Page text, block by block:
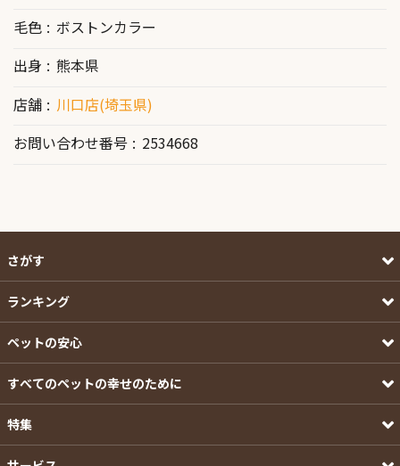
毛色
ボストンカラー
出身
熊本県
店舗
川口店(埼玉県)
お問い合わせ番号
2534668
さがす
ランキング
ペットの安心
すべてのペットの幸せのために
特集